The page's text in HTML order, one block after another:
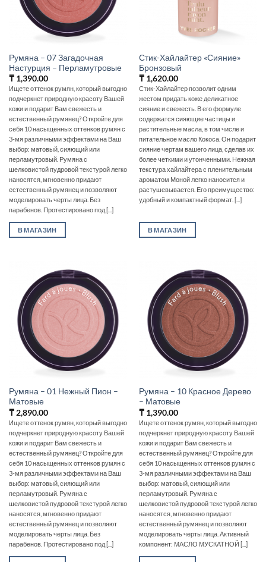
Румяна – 07 Загадочная
Настурция – Перламутровые
₸1,390.00
Ищете оттенок румян, который выгодно
подчеркнет природную красоту Вашей
кожи и подарит Вам свежесть и
естественный румянец? Откройте для
себя 10 насыщенных оттенков румян с
3-мя различными эффектами на Ваш
выбор: матовый, сияющий или
перламутровый. Румяна с
шелковистой пудровой текстурой легко
наносятся, мгновенно придают
естественный румянец и позволяют
моделировать черты лица. Без
парабенов. Протестировано под [...]
В МАГАЗИН
Стик-Хайлайтер «Сияние»
Бронзовый
₸1,620.00
Стик-Хайлайтер позволит одним
жестом придать коже деликатное
сияние и свежесть. В его формуле
содержатся сияющие частицы и
растительные масла, в том числе и
питательное масло Кокоса. Он подарит
сияние чертам вашего лица, сделав их
более четкими и утонченными. Нежная
текстура хайлайтера с пленительным
ароматом Моной легко наносится и
растушевывается. Его преимущество:
удобный и компактный формат. [...]
В МАГАЗИН
Румяна – 01 Нежный Пион –
Матовые
₸2,890.00
Ищете оттенок румян, который выгодно
подчеркнет природную красоту Вашей
кожи и подарит Вам свежесть и
естественный румянец? Откройте для
себя 10 насыщенных оттенков румян с
3-мя различными эффектами на Ваш
выбор: матовый, сияющий или
перламутровый. Румяна с
шелковистой пудровой текстурой легко
наносятся, мгновенно придают
естественный румянец и позволяют
моделировать черты лица. Без
парабенов. Протестировано под [...]
Румяна – 10 Красное Дерево
– Матовые
₸1,390.00
Ищете оттенок румян, который выгодно
подчеркнет природную красоту Вашей
кожи и подарит Вам свежесть и
естественный румянец? Откройте для
себя 10 насыщенных оттенков румян с
3-мя различными эффектами на Ваш
выбор: матовый, сияющий или
перламутровый. Румяна с
шелковистой пудровой текстурой легко
наносятся, мгновенно придают
естественный румянец и позволяют
моделировать черты лица. Активный
компонент: МАСЛО МУСКАТНОЙ [...]